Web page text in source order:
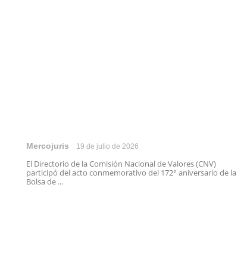
Mercojuris 19 de julio de 2026
El Directorio de la Comisión Nacional de Valores (CNV)
participó del acto conmemorativo del 172° aniversario de la
Bolsa de ...